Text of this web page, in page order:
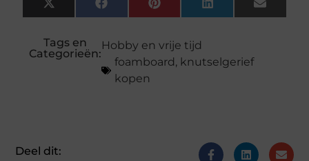
X
(Twitter)
FacebookPinterestLinkedInEmail
Tags en
Categorieën:
Hobby en vrije tijd
foamboard, knutselgerief
kopen
Deel dit: